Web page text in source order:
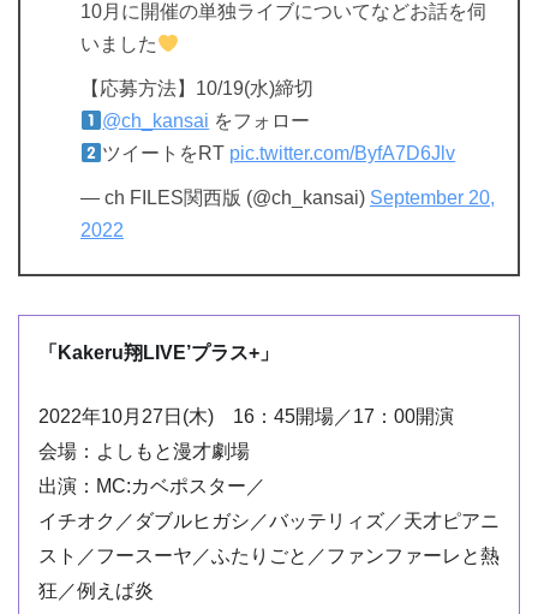
10月に開催の単独ライブについてなどお話を伺
いました
【応募方法】10/19(水)締切
@ch_kansai をフォロー
ツイートをRT pic.twitter.com/ByfA7D6Jlv
— ch FILES関西版 (@ch_kansai) September 20,
2022
「Kakeru翔LIVE’プラス+」
2022年10月27日(木) 16：45開場／17：00開演
会場：よしもと漫才劇場
出演：MC:カベポスター／
イチオク／ダブルヒガシ／バッテリィズ／天才ピアニ
スト／フースーヤ／ふたりごと／ファンファーレと熱
狂／例えば炎